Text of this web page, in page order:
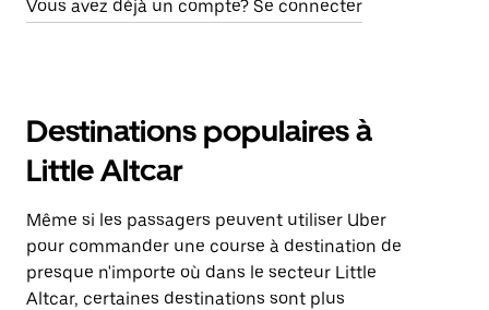
Vous avez déjà un compte? Se connecter
Destinations populaires à
Little Altcar
Même si les passagers peuvent utiliser Uber
pour commander une course à destination de
presque n'importe où dans le secteur Little
Altcar, certaines destinations sont plus